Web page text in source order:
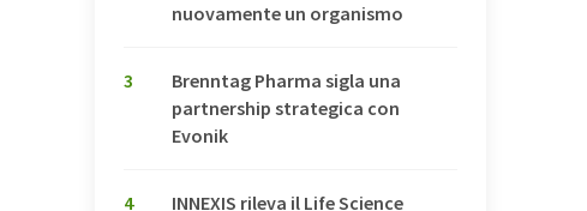
nuovamente un organismo
3
Brenntag Pharma sigla una
partnership strategica con
Evonik
4
INNEXIS rileva il Life Science